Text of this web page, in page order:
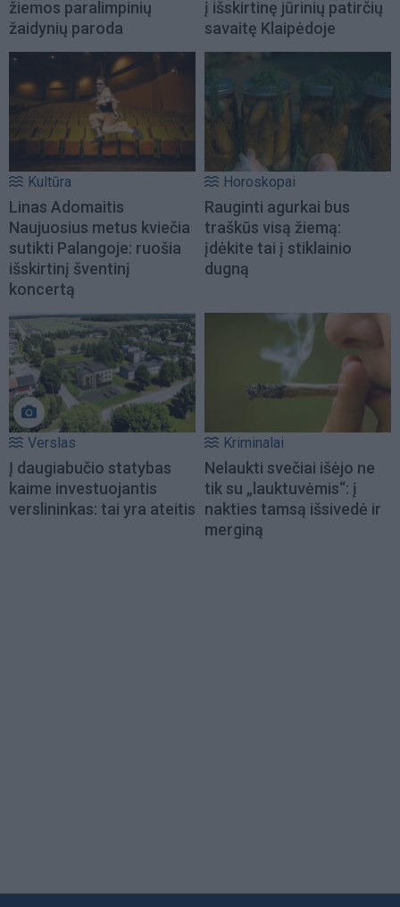
žiemos paralimpinių
žaidynių paroda
į išskirtinę jūrinių patirčių
savaitę Klaipėdoje
Kultūra
Linas Adomaitis
Naujuosius metus kviečia
sutikti Palangoje: ruošia
išskirtinį šventinį
koncertą
Horoskopai
Rauginti agurkai bus
traškūs visą žiemą:
įdėkite tai į stiklainio
dugną
Verslas
Į daugiabučio statybas
kaime investuojantis
verslininkas: tai yra ateitis
Kriminalai
Nelaukti svečiai išėjo ne
tik su „lauktuvėmis“: į
nakties tamsą išsivedė ir
merginą